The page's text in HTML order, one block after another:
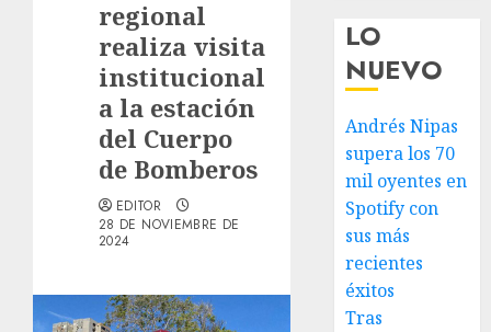
regional
realiza visita
institucional
a la estación
del Cuerpo
de Bomberos
EDITOR
28 DE NOVIEMBRE DE
2024
LO
NUEVO
Andrés Nipas
supera los 70
mil oyentes en
Spotify con
sus más
recientes
éxitos
Tras